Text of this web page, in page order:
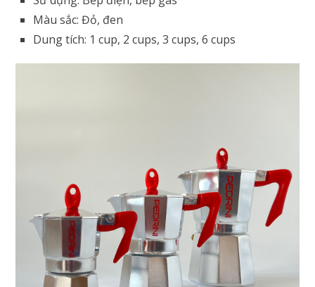
Màu sắc: Đỏ, đen
Dung tích: 1 cup, 2 cups, 3 cups, 6 cups